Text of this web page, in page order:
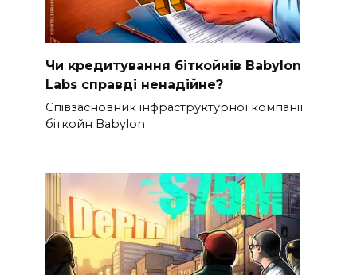
Чи кредитування біткойнів Babylon
Labs справді ненадійне?
Співзасновник інфраструктурної компанії
біткойн Babylon